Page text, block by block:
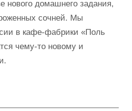
нового домашнего задания,
сочней. Мы
в кафе-фабрики «Поль
чему-то новому и